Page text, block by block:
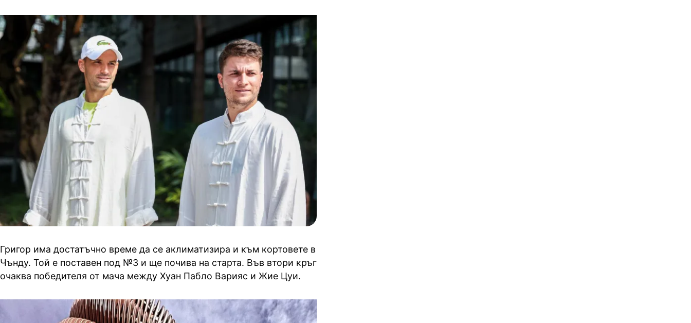
Григор има достатъчно време да се аклиматизира и към кортовете в
Чънду. Той е поставен под №3 и ще почива на старта. Във втори кръг
очаква победителя от мача между Хуан Пабло Варияс и Жие Цуи.